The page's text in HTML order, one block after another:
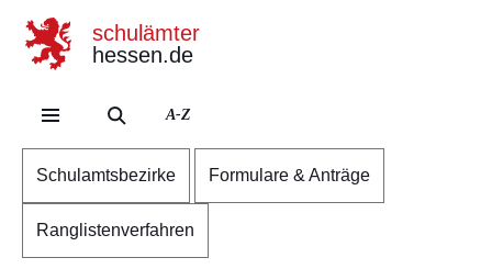
schulämter
hessen.de
A-Z
Schulamtsbezirke Formulare & Anträge
Ranglistenverfahren